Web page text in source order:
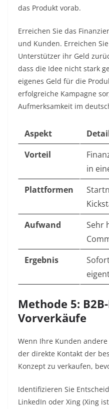
das Produkt vorab.
Erreichen Sie das
und Kunden. Erreichen
Unterstützer ihr Geld
dass die Idee nicht stark
eigenes Geld für die
erfolgreiche Kampagne
Aufmerksamkeit im
Aspekt
Vorteil
in
Plattformen
Aufwand
Sehr
Ergebnis
Methode 5:
Vorverkäufe
Wenn Ihre Kunden
der direkte Kontakt der
Konzept zu verkaufen,
Identifizieren Sie
LinkedIn oder Xing (Xing